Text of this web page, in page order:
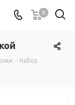
0
- Набор